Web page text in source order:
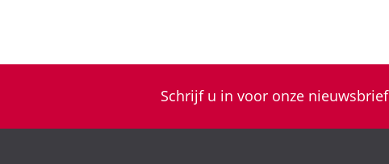
Schrijf u in voor onze nieuwsbrief